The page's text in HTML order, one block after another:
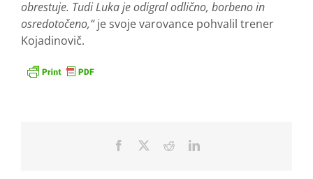
obrestuje. Tudi Luka je odigral odlično, borbeno in
osredotočeno,“je svoje varovance pohvalil trener
Kojadinovič.
Facebook RedditLinkedIn